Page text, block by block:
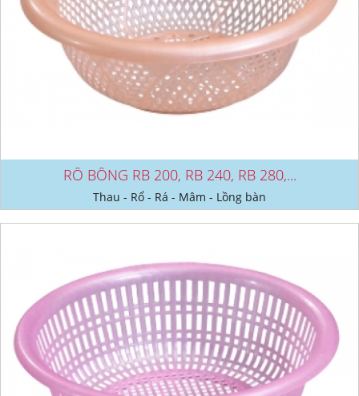
RỔ BÔNG RB 200, RB 240, RB 280,...
Thau - Rổ - Rá - Mâm - Lồng bàn